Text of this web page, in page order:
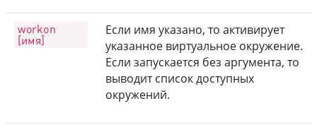
workon
[имя]
Если имя указано, то активирует
указанное виртуальное окружение.
Если запускается без аргумента, то
выводит список доступных
окружений.